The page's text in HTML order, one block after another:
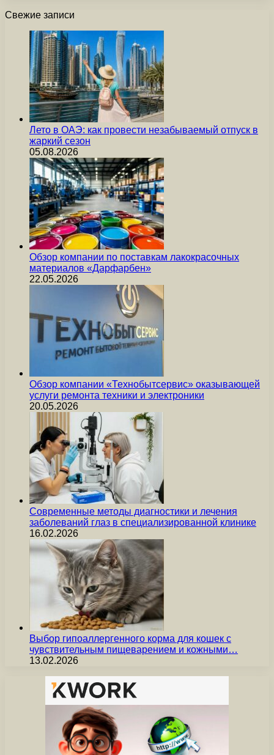
Свежие записи
Лето в ОАЭ: как провести незабываемый отпуск в
жаркий сезон
05.08.2026
Обзор компании по поставкам лакокрасочных
материалов «Дарфарбен»
22.05.2026
Обзор компании «Технобытсервис» оказывающей
услуги ремонта техники и электроники
20.05.2026
Современные методы диагностики и лечения
заболеваний глаз в специализированной клинике
16.02.2026
Выбор гипоаллергенного корма для кошек с
чувствительным пищеварением и кожными…
13.02.2026